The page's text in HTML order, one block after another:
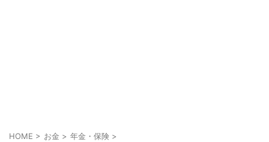
HOME > お金 > 年金・保険 >